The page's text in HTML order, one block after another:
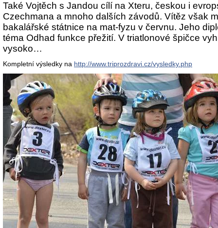
Také Vojtěch s Jandou cílí na Xteru, českou i
Czechmana a mnoho dalších závodů. Vítěz však
bakalářské státnice na mat-fyzu v červnu. Jeho
téma Odhad funkce přežití. V triatlonové špičce
vysoko…
Kompletní výsledky na http://www.triprozdravi.cz/vysledky.php